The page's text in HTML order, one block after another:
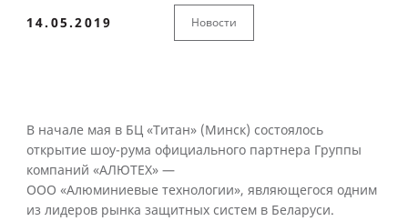
14.05.2019 Новости
В начале мая в БЦ «Титан» (Минск) состоялось
открытие шоу-рума официального партнера Группы
компаний «АЛЮТЕХ» —
ООО «Алюминиевые технологии», являющегося одним
из лидеров рынка защитных систем в Беларуси.